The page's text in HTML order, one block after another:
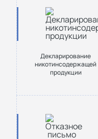
Декларирование
никотинсодержащей
продукции